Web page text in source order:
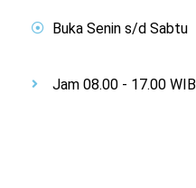
Buka Senin s/d Sabtu
Jam 08.00 - 17.00 WIB